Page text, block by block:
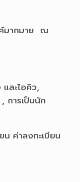
ค์มากมาย ณ
ละไอคิว,
การเป็นนัก
ค่าลงทะเบียน